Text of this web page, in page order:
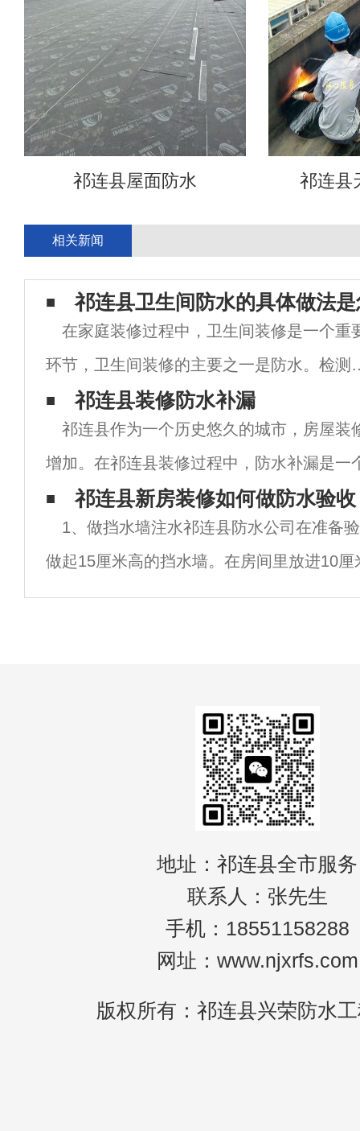
祁连县屋面防水 祁连县
相关新闻
祁连县卫生间防水的具体做法
在家庭装修过程中，卫生间装修是一个重
环节，卫生间装修的主要之一是防水。检测
生间装修质量的标准之一是能否实现防水功
能，那么祁连县卫生间防水的具体做法是什
呢？祁连县卫生间防水的具体做法是什么？
首先，
祁连县装修防水补漏
祁连县作为一个历史悠久的城市，房屋装
增加。在祁连县装修过程中，防水补漏是一
正确的防水补漏可以有效防止房屋发生漏水
的结构和财产安全。在祁连县装修中，选择
祁连县新房装修如何做防水验收
1、做挡水墙注水祁连县防水公司在准备
做起15厘米高的挡水墙。在房间里放进10
要做好水面的高度标记。2、24小时检查水
地址：祁连县全市服务
联系人：张先生
手机：18551158288
网址：www.njxrfs.com
版权所有：祁连县兴荣防水